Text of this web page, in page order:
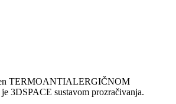
TERMOANTIALERGIČNOM
3DSPACE sustavom prozračivanja.